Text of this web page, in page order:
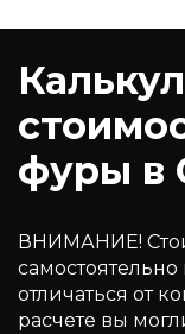
фуры в
ВНИМАНИЕ!
отличаться от
расчете вы